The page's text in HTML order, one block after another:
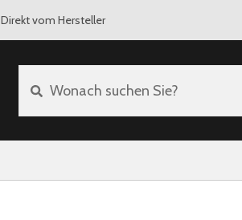
Direkt vom Hersteller
Wonach suchen Sie?